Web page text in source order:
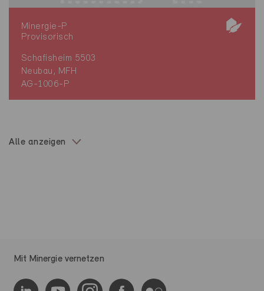
Minergie-P
Provisorisch
Schafisheim 5503
Neubau, MFH
AG-1006-P
Alle anzeigen
Mit Minergie vernetzen